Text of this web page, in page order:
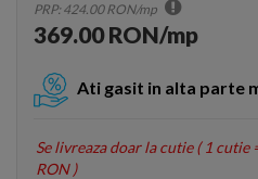
PRP: 424.00 RON/mp
369.00 RON/mp
Ati gasit in alta parte
Se livreaza doar la cutie (1 cutie
RON )